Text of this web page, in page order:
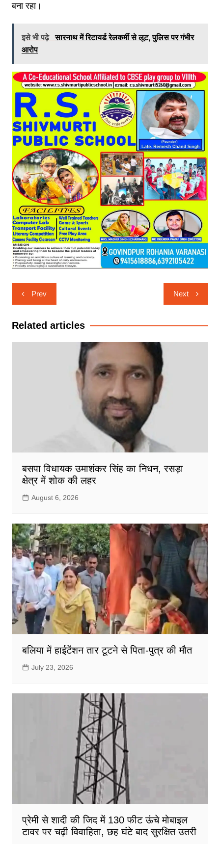
बना रहा।
इसे भी पढ़े सारनाथ में रिटायर्ड रेलकर्मी से लूट, पुलिस पर गंभीर
आरोप
Post
navigation
Prev Next
Related articles
बसपा विधायक उमाशंकर सिंह का निधन, रसड़ा
क्षेत्र में शोक की लहर
August 6, 2026
बलिया में हाईटेंशन तार टूटने से पिता-पुत्र की मौत
July 23, 2026
प्रेमी से शादी की जिद में 130 फीट ऊंचे मोबाइल
टावर पर चढ़ी विवाहिता, छह घंटे बाद सुरक्षित उतरी